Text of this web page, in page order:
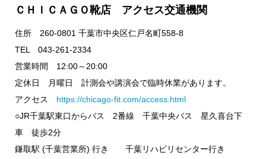
ＣＨＩＣＡＧＯ靴店 アクセス交通機関
住所 260-0801 千葉市中央区仁戸名町558-8
TEL 043-261-2334
営業時間 12:00～20:00
定休日 月曜日 計測会や講演会で臨時休業があります。
アクセス https://chicago-fit.com/access.html
○JR千葉駅東口からバス 2番線 千葉中央バス 星久喜台下
車 徒歩2分
鎌取駅 (千葉営業所) 行き 千葉リハビリセンター行き